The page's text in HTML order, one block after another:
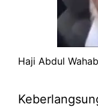
Haji Abdul